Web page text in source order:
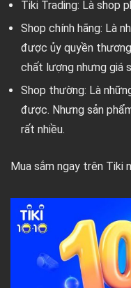
Tiki Trading: Là shop
Shop chính hãng: Là
được ủy quyền
chất lượng nhưng giá
Shop thường: Là
được. Nhưng sản
rất nhiều.
Mua sắm ngay trên Tiki